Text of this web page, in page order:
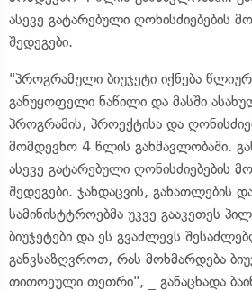
ასევე გატარებული ღონისძიებების
შედეგები.
"პროგრამული ბიუჯეტი იქნება
განუყოფელი ნაწილი და მასში
პროგრამის, პროექტისა და
მომდევნო 4 წლის განმავლობაში.
ასევე გატარებული ღონისძიებების
შედეგები. ჯანდაცვის, განათლების
სამინისტტროებმა უკვე გააკეთეს
ბიუჯეტები და ეს გვაძლევს
განვსაზღვროთ, რას მოხმარდება
თითოეული თეთრი", _ განაცხადა